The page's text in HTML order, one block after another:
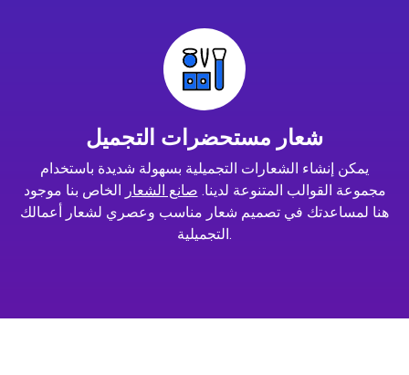
شعار مستحضرات التجميل
يمكن إنشاء الشعارات التجميلية بسهولة شديدة باستخدام
مجموعة القوالب المتنوعة لدينا. صانع الشعار الخاص بنا موجود
هنا لمساعدتك في تصميم شعار مناسب وعصري لشعار أعمالك
التجميلية.